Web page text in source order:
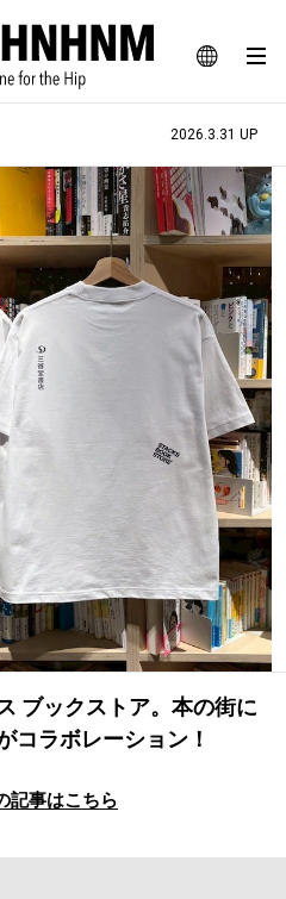
JA
EN
SNAP
ャー、ライフスタイルWEBマガジン
#憧れの逸品
#古着サミット
ナーグッド図鑑
JOURNAL
ナムのYouTube
IT
#OUTDOOR
HANDBOOK
2026.3.31 UP
ブックストア。本の街に
コラボレーション！
記事はこちら